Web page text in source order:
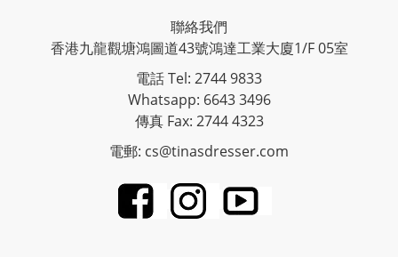
聯絡我們
香港九龍觀塘鴻圖道43號鴻達工業大廈1/F 05室
電話 Tel: 2744 9833
Whatsapp: 6643 3496
傳真 Fax: 2744 4323
電郵: cs@tinasdresser.com